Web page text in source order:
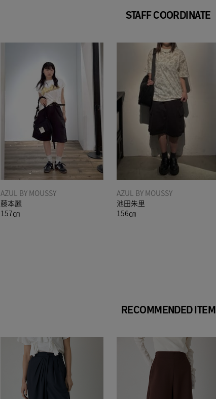
STAFF COORDINATE
AZUL BY MOUSSY
藤本麗
157㎝
AZUL BY MOUSSY
池田朱里
156㎝
RECOMMENDED ITEM